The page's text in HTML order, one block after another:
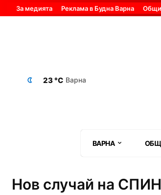
За медията Реклама в Будна Варна Общи
23 °C Варна
ВАРНА
Нов случай на